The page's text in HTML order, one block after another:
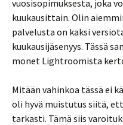
vuosisopimuksesta, joka
kuukausittain. Olin
palvelusta on kaksi
kuukausijäsenyys. Tässä
monet Lightroomista
Mitään vahinkoa tässä ei
oli hyvä muistutus siitä,
tarkasti. Tämä siis